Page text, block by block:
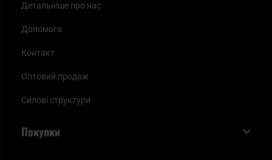
Детальніше про нас
Допомога
Контакт
Оптовий продаж
Силові структури
Покупки